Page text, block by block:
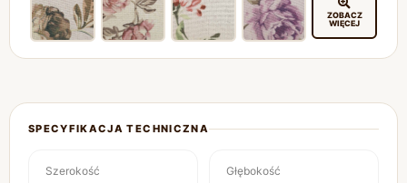
ZOBACZ
WIĘCEJ
SPECYFIKACJA TECHNICZNA
Szerokość Głębokość